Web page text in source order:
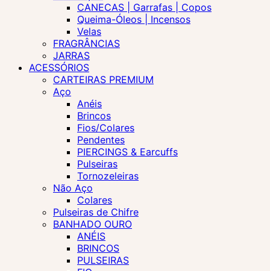
CANECAS | Garrafas | Copos
Queima-Óleos | Incensos
Velas
FRAGRÂNCIAS
JARRAS
ACESSÓRIOS
CARTEIRAS PREMIUM
Aço
Anéis
Brincos
Fios/Colares
Pendentes
PIERCINGS & Earcuffs
Pulseiras
Tornozeleiras
Não Aço
Colares
Pulseiras de Chifre
BANHADO OURO
ANÉIS
BRINCOS
PULSEIRAS